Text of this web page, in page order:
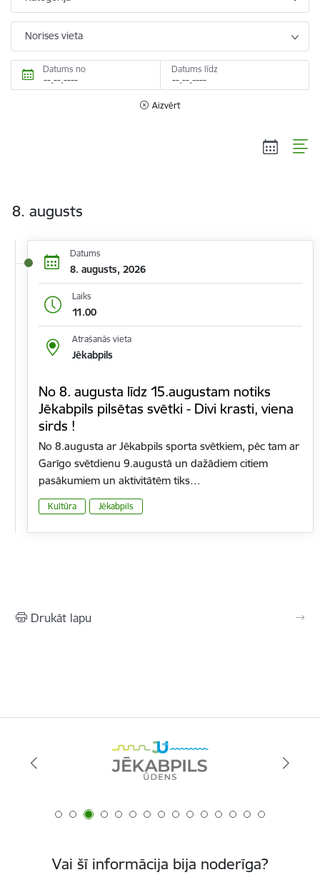
Norises vieta
Datums no Datums līdz
Aizvērt
8. augusts
Datums
8. augusts, 2026
Laiks
11.00
Atrašanās vieta
Jēkabpils
No 8. augusta līdz 15.augustam notiks
Jēkabpils pilsētas svētki - Divi krasti, viena
sirds !
No 8.augusta ar Jēkabpils sporta svētkiem, pēc tam ar
Garīgo svētdienu 9.augustā un dažādiem citiem
pasākumiem un aktivitātēm tiks…
Kultūra Jēkabpils
Drukāt lapu
Vai šī informācija bija noderīga?